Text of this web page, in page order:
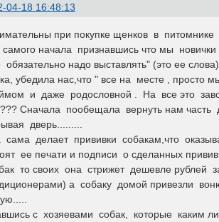
04-18 16:48:13
при покупке щенков в
самого начала признавшись что мы
надо выставлять" (это ее
убедила нас,что " все на месте , просто
и даже родословной . На все это
Сначала пообещала вернуть нам
дверь.........
делает прививки собакам,что
ее печати и подписи о сделанных
то своих она стрижет дешевле рублей
а собаку домой привезли
с хозяевами собак, которые каким